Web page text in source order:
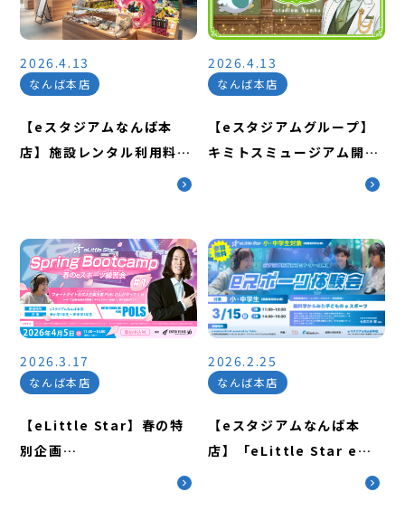
2026.4.13
なんば本店
【eスタジアムなんば本
店】施設レンタル利用料金
の改定および新利用プラン
2026.4.13
なんば本店
【eスタジアムグループ】
キミトスミュージアム開催
＆ バースデー記念グッズ予
2026.3.17
なんば本店
【eLittle Star】春の特
別企画
「SpringBootcamp#1」
2026.2.25
なんば本店
【eスタジアムなんば本
店】「eLittle Star eス
ポーツ体験会」開催のお知